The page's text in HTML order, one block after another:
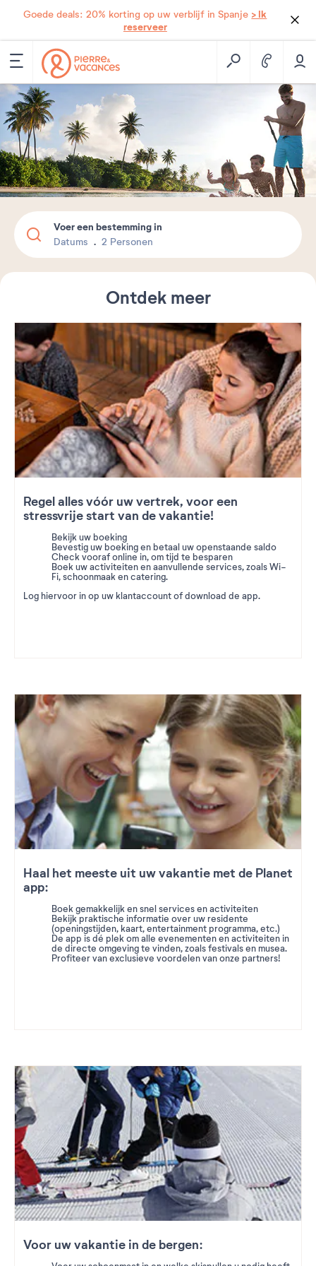
Goede deals: 20% korting op uw verblijf in Spanje > Ik
reserveer
Voer een bestemming in
Datums 2 Personen
Ontdek meer
Regel alles vóór uw vertrek, voor een
stressvrije start van de vakantie!
Bekijk uw boeking
Bevestig uw boeking en betaal uw openstaande saldo
Check vooraf online in, om tijd te besparen
Boek uw activiteiten en aanvullende services, zoals Wi-
Fi, schoonmaak en catering.
Log hiervoor in op uw klantaccount of download de app.
Haal het meeste uit uw vakantie met de Planet
app:
Boek gemakkelijk en snel services en activiteiten
Bekijk praktische informatie over uw residente
(openingstijden, kaart, entertainment programma, etc.)
De app is dé plek om alle evenementen en activiteiten in
de directe omgeving te vinden, zoals festivals en musea.
Profiteer van exclusieve voordelen van onze partners!
Voor uw vakantie in de bergen: